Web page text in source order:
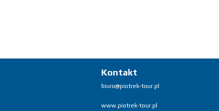
Kontakt
biuro@piotrek-tour.pl
www.piotrek-tour.pl